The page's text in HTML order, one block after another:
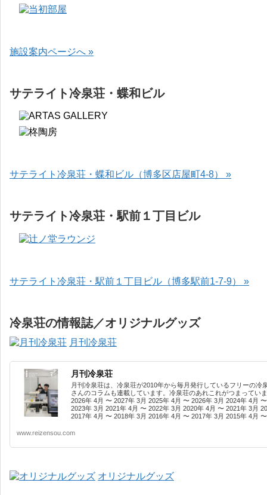
施設案内ページへ »
サテライト冷泉荘・蝶和ビル
サテライト冷泉荘・蝶和ビル（博多区店屋町4-8） »
サテライト冷泉荘・駅前１丁目ビル
サテライト冷泉荘・駅前１丁目ビル（博多駅前1-7-9） »
冷泉荘の情報誌／オリジナルグッズ
月刊冷泉荘
月刊冷泉荘
月刊冷泉荘は、冷泉荘が2010年から毎月発行しているフリーの
さんのコラムも連載しています。冷泉荘のあれこれがつまってい
2026年 4月 〜 2027年 3月 2025年 4月 〜 2026年 3月 2024年 4月
2023年 3月 2021年 4月 〜 2022年 3月 2020年 4月 〜 2021年 3月
2017年 4月 〜 2018年 3月 2016年 4月 〜 2017年 3月 2015年 4月
www.reizensou.com
オリジナルグッズ